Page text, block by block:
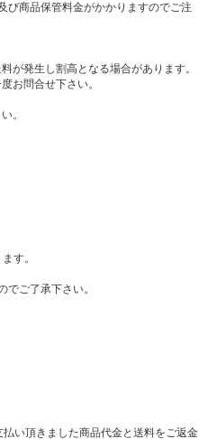
び商品保管料金がかかりますのでご注
が発生し割高となる場合があります。
お問合せ下さい。
。
す。
ご了承下さい。
い頂きました商品代金と送料をご返金